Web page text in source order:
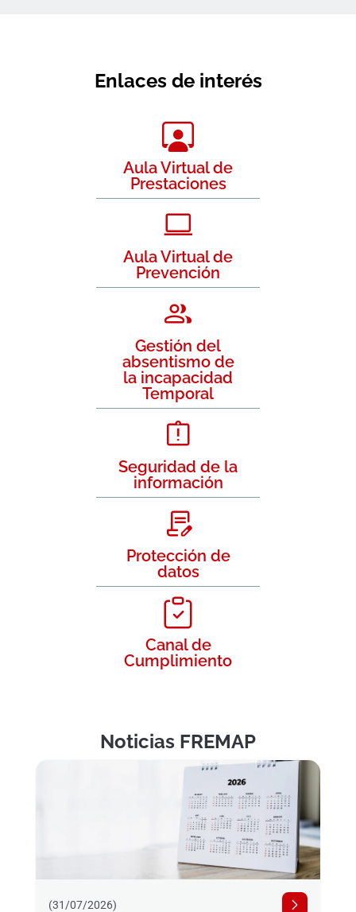
Enlaces de interés
Aula Virtual de
Prestaciones
Aula Virtual de
Prevención
Gestión del
absentismo de
la incapacidad
Temporal
Seguridad de la
información
Protección de
datos
Canal de
Cumplimiento
Noticias FREMAP
(31/07/2026)